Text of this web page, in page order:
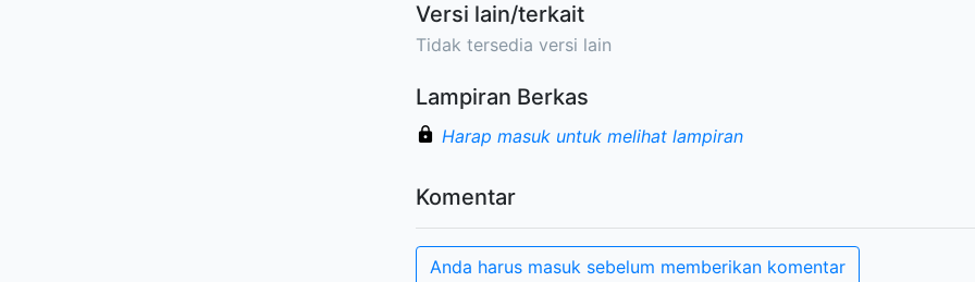
Versi lain/terkait
Tidak tersedia versi lain
Lampiran Berkas
Harap masuk untuk melihat lampiran
Komentar
Anda harus masuk sebelum memberikan komentar